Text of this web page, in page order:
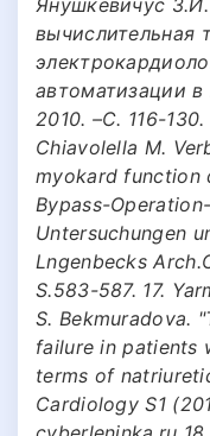
вычислительная
автоматизации
2010. –С. 116-
Chiavolella M.
myokard function
Bypass-
Untersuchungen
Lngenbecks
S.583-587. 17.
S. Bekmuradova.
failure in patients
terms of
Cardiology S1